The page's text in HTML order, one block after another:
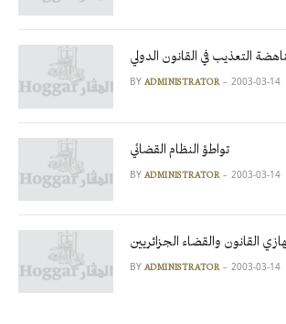
التعذيب في القانون الدولي
BY ADMINISTRATOR 2003-03-14
تواطؤ النظام القضائي
BY ADMINISTRATOR 2003-03-14
القانون والقضاء الجزائريين
BY ADMINISTRATOR 2003-03-14